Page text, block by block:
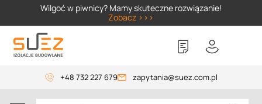
Wilgoć w piwnicy? Mamy skuteczne rozwiązanie!
Zobacz >>>
+48 732 227 679 zapytania@suez.com.pl